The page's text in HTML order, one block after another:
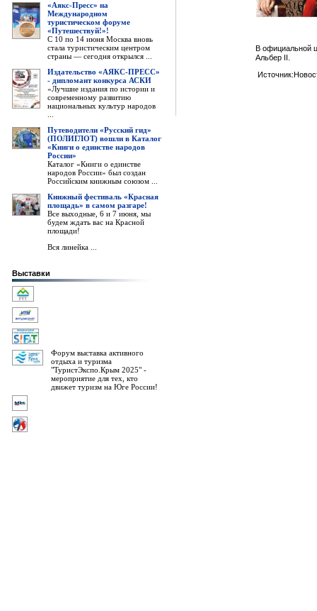
«Аякс-Пресс» на
Международном
туристическом форуме
«Путешествуй!»!
С 10 по 14 июня Москва вновь
стала туристическим центром
страны — сегодня открылся ...
Издательство «АЯКС-ПРЕСС»
- дипломант конкурса АСКИ
«Лучшие издания по истории и
современному развитию
национальных культур народов
Путеводители «Русский гид»
(ПОЛИГЛОТ) вошли в Каталог
«Книги о единстве народов
России»
Каталог «Книги о единстве
народов России» был создан
Российским книжным союзом ...
Книжный фестиваль «Красная
площадь» в самом разгаре!
Все выходные, 6 и 7 июня, мы
будем ждать вас на Красной
площади!
Вся линейка ...
Выставки
Форум выставка активного
отдыха и туризма
"ТуристЭкспо.Крым 2025" -
мероприятие для тех, кто
движет туризм на Юге России!
В официальной
Альбер II.